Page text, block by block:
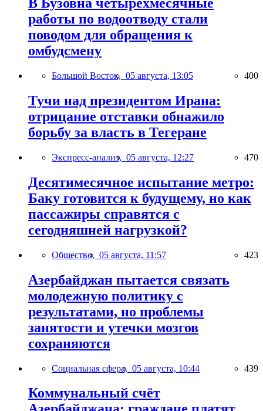
В Бузовна четырехмесячные
работы по водоотводу стали
поводом для обращения к
омбудсмену
Большой Восток, 05 августа, 13:05 400
Тучи над президентом Ирана:
отрицание отставки обнажило
борьбу за власть в Тегеране
Экспресс-анализ, 05 августа, 12:27 470
Десятимесячное испытание метро:
Баку готовится к будущему, но как
пассажиры справятся с
сегодняшней нагрузкой?
Общество, 05 августа, 11:57 423
Азербайджан пытается связать
молодежную политику с
результатами, но проблемы
занятости и утечки мозгов
сохраняются
Социальная сфера, 05 августа, 10:44 439
Коммунальный счёт